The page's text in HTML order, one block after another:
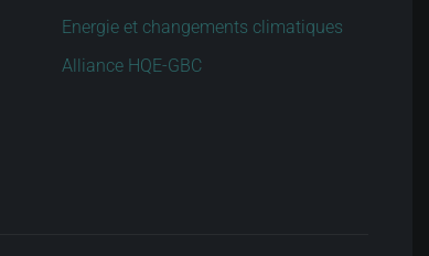
Energie et changements climatiques
Alliance HQE-GBC